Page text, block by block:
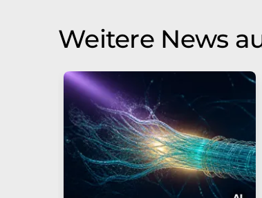
Weitere News